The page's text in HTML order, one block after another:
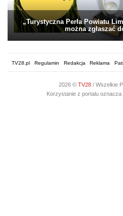
„Turystyczna Perła Powiatu
można zgłaszać
TV28.pl Regulamin Redakcja Reklama
2026 © TV28 / Wszelkie
Korzystanie z portalu oznacza